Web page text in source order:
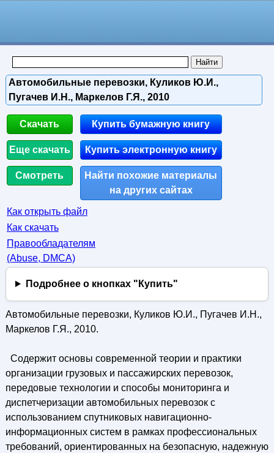
Автомобильные перевозки, Куликов Ю.И.,
Пугачев И.Н., Маркелов Г.Я., 2010
Скачать
Еще скачать
Смотреть
Купить бумажную книгу
Купить электронную книгу
Найти похожие материалы
на других сайтах
Как открыть файл
Как скачать
Правообладателям
(Abuse, DMСA)
Подробнее о кнопках "Купить"
Автомобильные перевозки, Куликов Ю.И., Пугачев И.Н.,
Маркелов Г.Я., 2010.
Содержит основы современной теории и практики
организации грузовых и пассажирских перевозок,
передовые технологии и способы мониторинга и
диспетчеризации автомобильных перевозок с
использованием спутниковых навигационно-
информационных систем в рамках профессиональных
требований, ориентированных на безопасную, надежную